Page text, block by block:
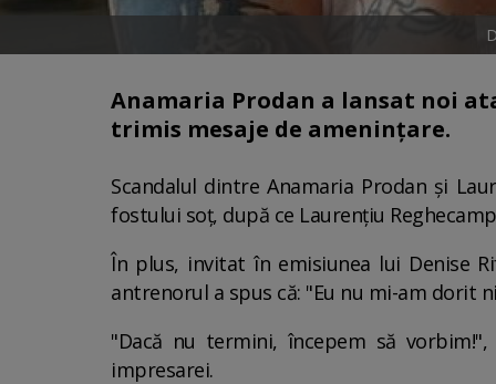
Anamaria Prodan a lansat noi
trimis mesaje de amenințare.
Scandalul dintre Anamaria Prodan și
fostului soț, după ce Laurențiu
În plus, invitat în emisiunea lui Denise
antrenorul a spus că: "Eu nu mi-am dorit
"Dacă nu termini, începem să
impresarei.